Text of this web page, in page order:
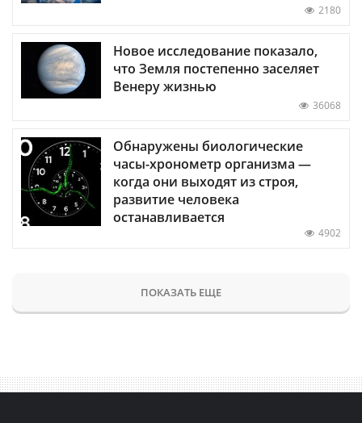
2180
Новое исследование показало,
что Земля постепенно заселяет
Венеру жизнью
36068
Обнаружены биологические
часы-хронометр организма —
когда они выходят из строя,
развитие человека
останавливается
4902
ПОКАЗАТЬ ЕЩЕ